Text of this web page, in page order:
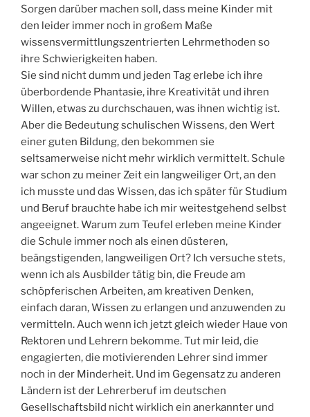
Sorgen darüber machen soll, dass meine Kinder mit
den leider immer noch in großem Maße
wissensvermittlungszentrierten Lehrmethoden so
ihre Schwierigkeiten haben.
Sie sind nicht dumm und jeden Tag erlebe ich ihre
überbordende Phantasie, ihre Kreativität und ihren
Willen, etwas zu durchschauen, was ihnen wichtig ist.
Aber die Bedeutung schulischen Wissens, den Wert
einer guten Bildung, den bekommen sie
seltsamerweise nicht mehr wirklich vermittelt. Schule
war schon zu meiner Zeit ein langweiliger Ort, an den
ich musste und das Wissen, das ich später für Studium
und Beruf brauchte habe ich mir weitestgehend selbst
angeeignet. Warum zum Teufel erleben meine Kinder
die Schule immer noch als einen düsteren,
beängstigenden, langweiligen Ort? Ich versuche stets,
wenn ich als Ausbilder tätig bin, die Freude am
schöpferischen Arbeiten, am kreativen Denken,
einfach daran, Wissen zu erlangen und anzuwenden zu
vermitteln. Auch wenn ich jetzt gleich wieder Haue von
Rektoren und Lehrern bekomme. Tut mir leid, die
engagierten, die motivierenden Lehrer sind immer
noch in der Minderheit. Und im Gegensatz zu anderen
Ländern ist der Lehrerberuf im deutschen
Gesellschaftsbild nicht wirklich ein anerkannter und